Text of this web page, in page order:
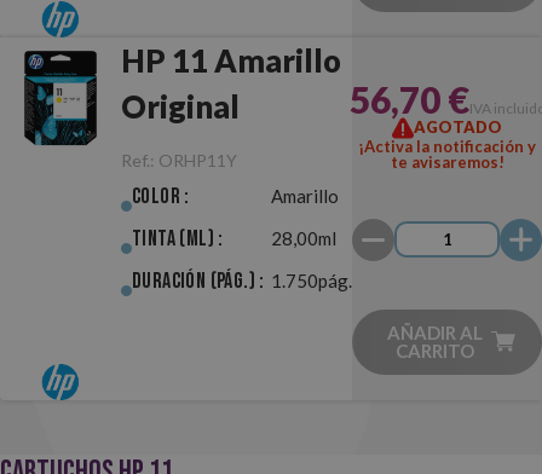
HP 11 Amarillo
Original
Ref.: ORHP11Y
Color : Amarillo
Tinta (ml) : 28,00ml
Duración (pág.) : 1.750pág.
56,70 €IVA
AGOTADO
¡Activa la notificación y
te avisaremos!
AÑADIR AL
CARRITO